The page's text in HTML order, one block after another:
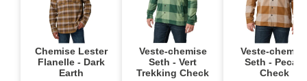
Chemise Lester
Flanelle - Dark
Earth
Veste-chemise
Seth - Vert
Trekking Check
Veste-
Seth - Pecan
Check